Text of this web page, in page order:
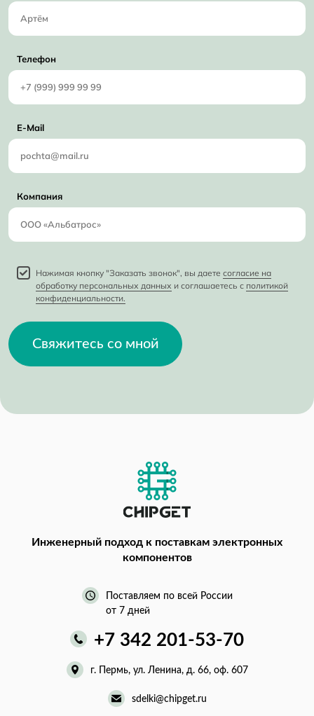
Телефон
E-Mail
Компания
Нажимая кнопку "Заказать звонок", вы даете согласие на
обработку персональных данных и соглашаетесь с политикой
конфиденциальности.
Свяжитесь со мной
Инженерный подход к поставкам электронных
компонентов
Поставляем по всей России
от 7 дней
+7 342 201-53-70
г. Пермь, ул. Ленина, д. 66, оф. 607
sdelki@chipget.ru